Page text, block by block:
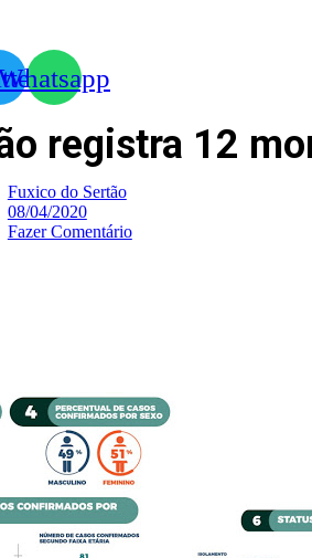
registra 12
Fuxico do Sertão
08/04/2020
Fazer Comentário